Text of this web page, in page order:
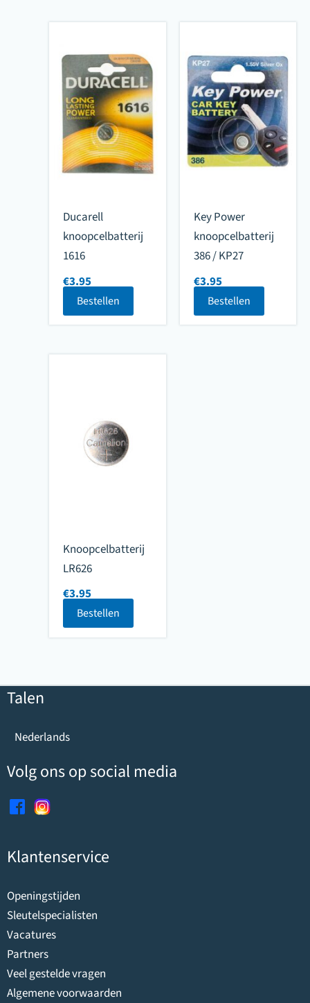
Ducarell
knoopcelbatterij
1616
€3.95
Bestellen
Key Power
knoopcelbatterij
386 / KP27
€3.95
Bestellen
Knoopcelbatterij
LR626
€3.95
Bestellen
Talen
Nederlands
Volg ons op social media
Klantenservice
Openingstijden
Sleutelspecialisten
Vacatures
Partners
Veel gestelde vragen
Algemene voorwaarden